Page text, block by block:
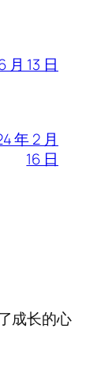
月 13 日
年 2 月
16 日
成长的心